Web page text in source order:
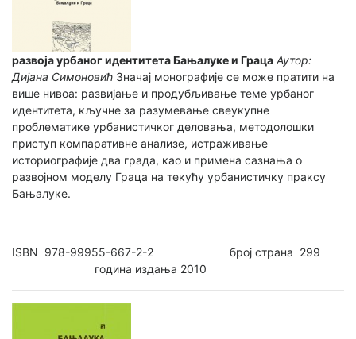
развоја урбаног идентитета Бањалуке и Граца Аутор:
Дијана Симоновић Значај монографије се може пратити на
више нивоа: развијање и продубљивање теме урбаног
идентитета, кључне за разумевање свеукупне
проблематике урбанистичког деловања, методолошки
приступ компаративне анализе, истраживање
историографије два града, као и примена сазнања о
развојном моделу Граца на текућу урбанистичку праксу
Бањалуке.
ISBN 978-99955-667-2-2 број страна 299
година издања 2010